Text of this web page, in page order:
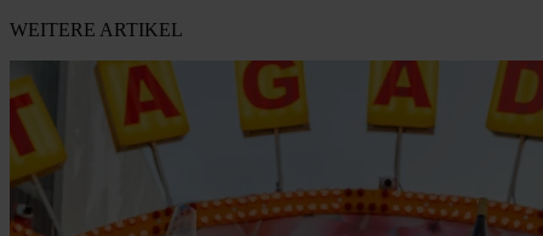
WEITERE ARTIKEL